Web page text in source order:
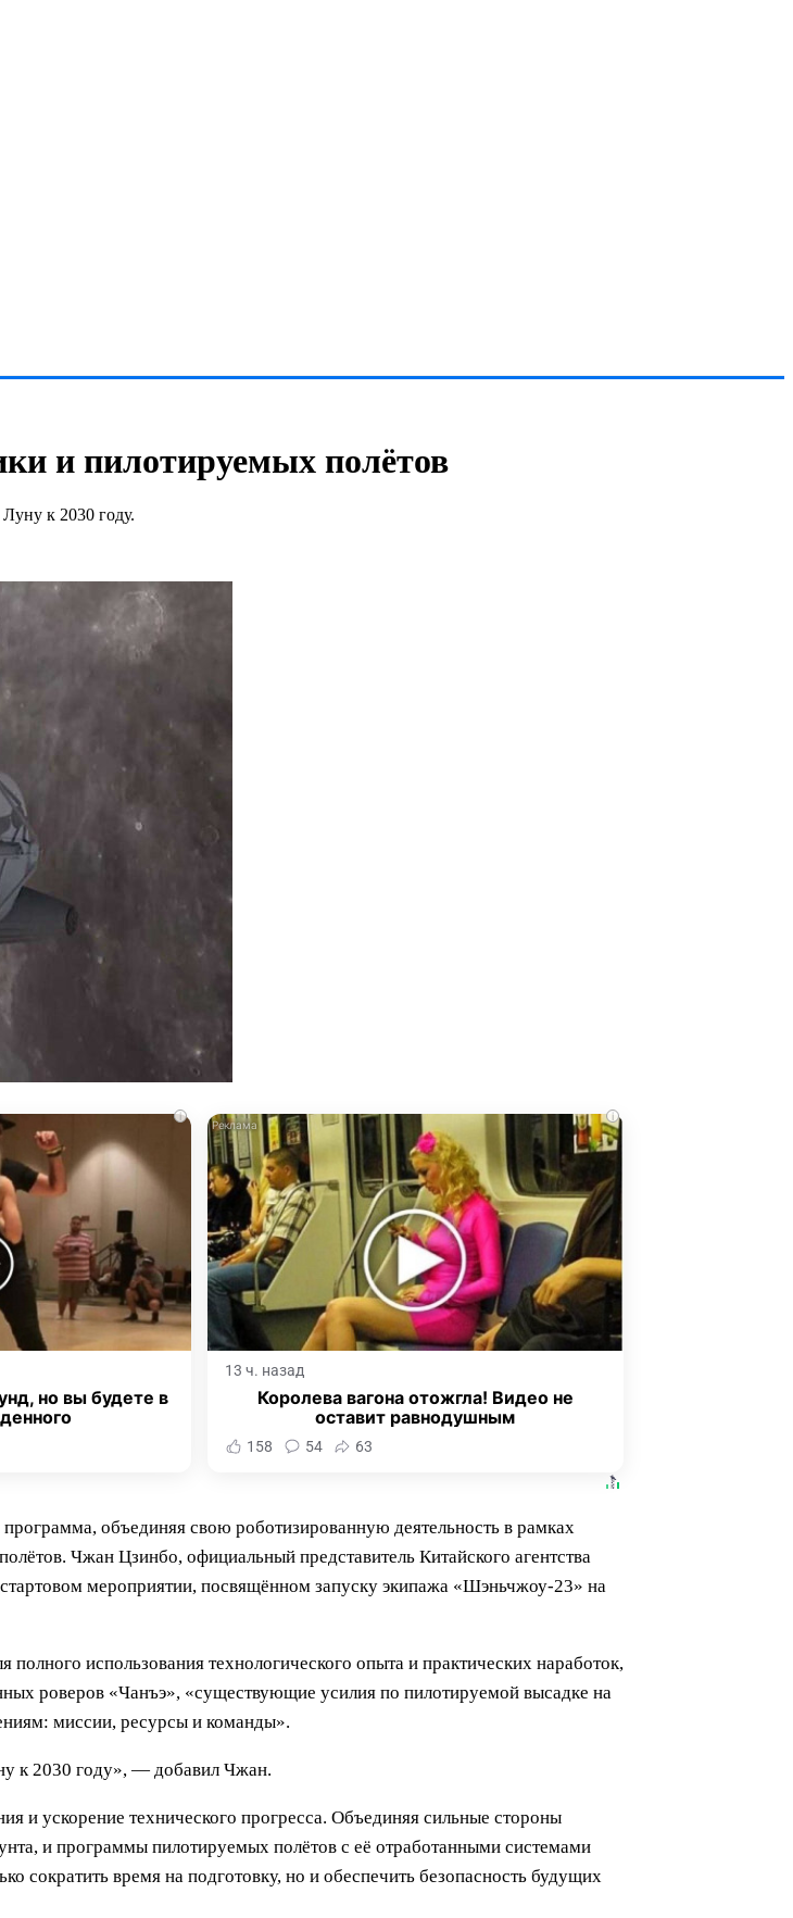
и пилотируемых полётов
к 2030 году.
i
но вы будете в
i
13 ч. назад
Королева вагона отожгла! Видео не
оставит равнодушным
158 54 63
объединяя свою роботизированную деятельность в рамках
Чжан Цзинбо, официальный представитель Китайского агентства
мероприятии, посвящённом запуску экипажа «Шэньчжоу-23» на
использования технологического опыта и практических наработок,
роверов «Чанъэ», «существующие усилия по пилотируемой высадке на
миссии, ресурсы и команды».
к 2030 году», — добавил Чжан.
и ускорение технического прогресса. Объединяя сильные стороны
и программы пилотируемых полётов с её отработанными системами
сократить время на подготовку, но и обеспечить безопасность будущих